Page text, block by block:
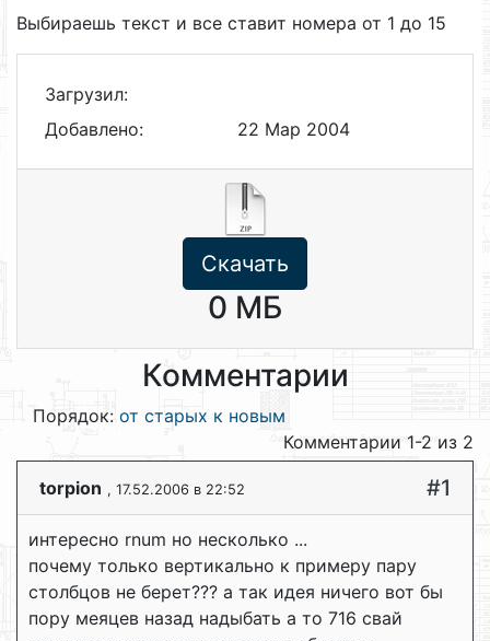
Выбираешь текст и все ставит номера от 1 до 15
Загрузил:
Добавлено:
22 Мар 2004
Скачать
0 МБ
Комментарии
Порядок: от старых к новым
Комментарии 1-2 из 2
torpion , 17.52.2006 в 22:52 #1
интересно rnum но несколько ...
почему только вертикально к примеру пару
столбцов не берет??? а так идея ничего вот бы
пору меяцев назад надыбать а то 716 свай